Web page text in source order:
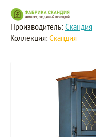
Производитель: Скандия
Коллекция: Скандия